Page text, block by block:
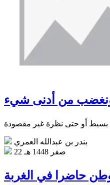
ونغضب من أدنى شيء
بندر بن عبدالله العمري
22 صفر 1448 هـ
حاضرا في الغربة